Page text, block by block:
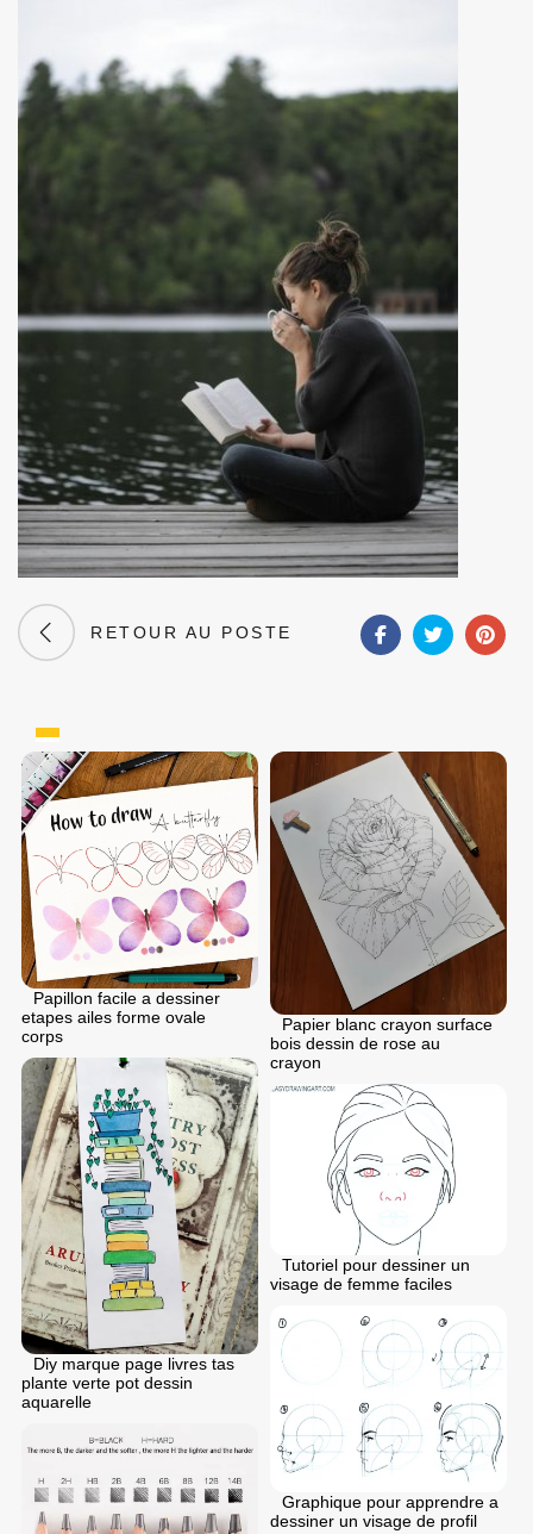
RETOUR AU POSTE
Papillon facile a dessiner
etapes ailes forme ovale
corps
Papier blanc crayon surface
bois dessin de rose au
crayon
Diy marque page livres tas
plante verte pot dessin
aquarelle
Tutoriel pour dessiner un
visage de femme faciles
Graphique pour apprendre a
dessiner un visage de profil